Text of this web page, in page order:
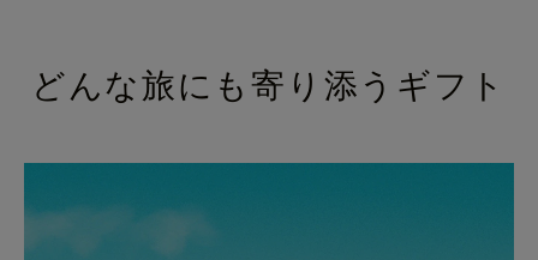
どんな旅にも寄り添うギフト